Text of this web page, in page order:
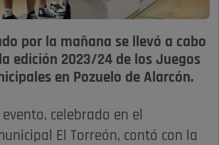
por la mañana se llevó a cabo
edición 2023/24 de los Juegos
en Pozuelo de Alarcón.
evento, celebrado en el
El Torreón, contó con la